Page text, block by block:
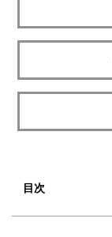
目次